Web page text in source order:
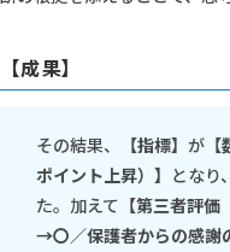
【成果】
その結果、 【指標】 が
ポイント上昇）】 となり、
た。加えて 【第三者評
→〇／保護者からの感謝